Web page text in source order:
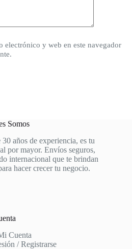
electrónico y web en este navegador
Somos
años de experiencia, es tu
por mayor. Envíos seguros,
internacional que te brindan
hacer crecer tu negocio.
Cuenta
/ Registrarse